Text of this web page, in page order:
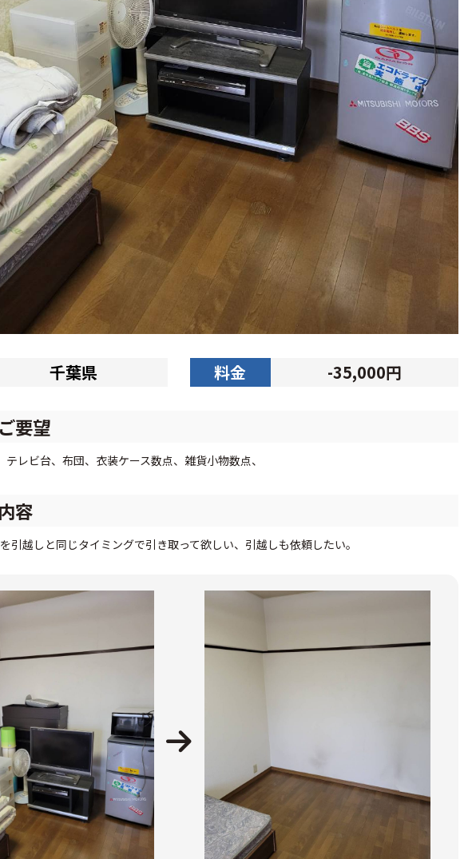
千葉県 料金 -35,000円
要望
レビ台、布団、衣装ケース数点、雑貨小物数点、
容
引越しと同じタイミングで引き取って欲しい、引越しも依頼したい。